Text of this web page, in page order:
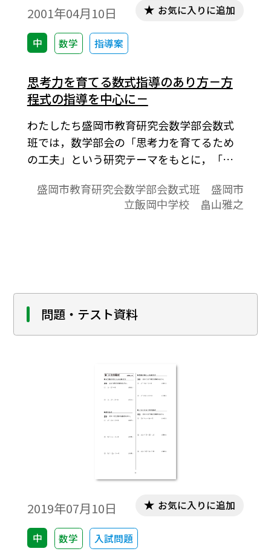
2001年04月10日
中 数学 指導案
お気に入りに追加
思考力を育てる数式指導のあり方－方
程式の指導を中心に－
わたしたち盛岡市教育研究会数学部会数式
班では，数学部会の「思考力を育てるため
の工夫」という研究テーマをもとに，「思
題を設定し，各学年の方程式の単元の指導
において数年間にわたって実践を中心とし
盛岡市教育研究会数学部会数式班 盛岡市
立飯岡中学校 畠山雅之
問題・テスト資料
2019年07月10日
中 数学 入試問題
お気に入りに追加